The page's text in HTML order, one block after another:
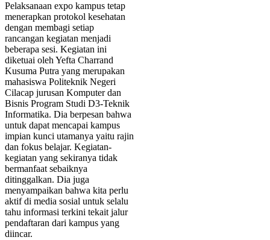
Pelaksanaan expo kampus tetap
menerapkan protokol kesehatan
dengan membagi setiap
rancangan kegiatan menjadi
beberapa sesi. Kegiatan ini
diketuai oleh Yefta Charrand
Kusuma Putra yang merupakan
mahasiswa Politeknik Negeri
Cilacap jurusan Komputer dan
Bisnis Program Studi D3-Teknik
Informatika. Dia berpesan bahwa
untuk dapat mencapai kampus
impian kunci utamanya yaitu rajin
dan fokus belajar. Kegiatan-
kegiatan yang sekiranya tidak
bermanfaat sebaiknya
ditinggalkan. Dia juga
menyampaikan bahwa kita perlu
aktif di media sosial untuk selalu
tahu informasi terkini tekait jalur
pendaftaran dari kampus yang
diincar.